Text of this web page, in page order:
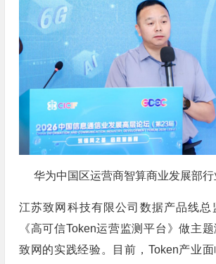
华为中国区运营商智算商业发展部
江苏致网科技有限公司数据产品线总
《高可信Token运营监测平台》做主
致网的实践经验。目前，Token产业